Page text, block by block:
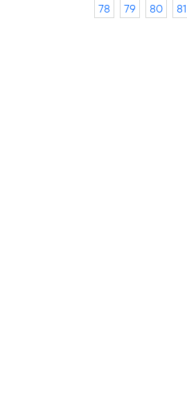
78
79 80 81